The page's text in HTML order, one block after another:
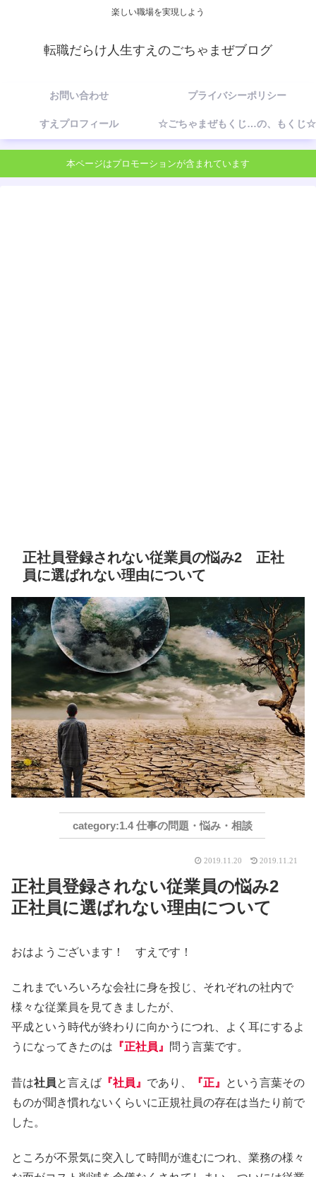
楽しい職場を実現しよう
転職だらけ人生すえのごちゃまぜブログ
お問い合わせ プライバシーポリシー
すえプロフィール ☆ごちゃまぜもくじ…の、もくじ☆
本ページはプロモーションが含まれています
正社員登録されない従業員の悩み2 正社
員に選ばれない理由について
1.4 仕事の問題・悩み・相談
2019.11.20 2019.11.21
正社員登録されない従業員の悩み2
正社員に選ばれない理由について
おはようございます！ すえです！
これまでいろいろな会社に身を投じ、それぞれの社内で
様々な従業員を見てきましたが、
平成という時代が終わりに向かうにつれ、よく耳にするよ
うになってきたのは 『正社員』 問う言葉です。
昔は社員と言えば 『社員』 であり、 『正』
という言葉その
ものが聞き慣れないくらいに正規社員の存在は当たり前で
した。
ところが不景気に突入して時間が進むにつれ、業務の様々